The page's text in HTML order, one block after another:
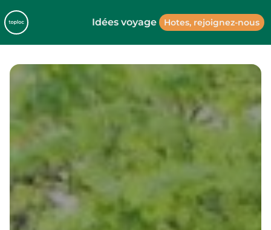
Idées voyage Hotes, rejoignez-nous